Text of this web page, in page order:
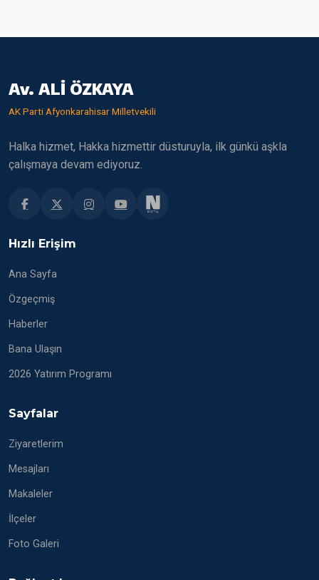
Av. ALİ ÖZKAYA
AK Parti Afyonkarahisar Milletvekili
Halka hizmet, Hakka hizmettir düsturuyla, ilk günkü aşkla
çalışmaya devam ediyoruz.
Hızlı Erişim
Ana Sayfa
Özgeçmiş
Haberler
Bana Ulaşın
2026 Yatırım Programı
Sayfalar
Ziyaretlerim
Mesajları
Makaleler
İlçeler
Foto Galeri